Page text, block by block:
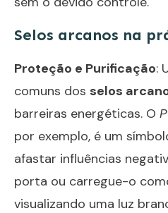
Selos arcanos na
Proteção e Purificação:
comuns dos selos
barreiras energéticas. O
por exemplo, é um
afastar influências
porta ou carregue-o
visualizando uma luz